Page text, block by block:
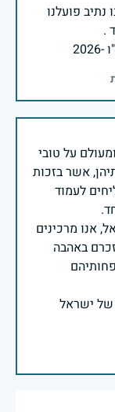
פועלנו
על טובי
אשר בזכות
לעמוד
אנו מרכינים
באהבה
של ישראל